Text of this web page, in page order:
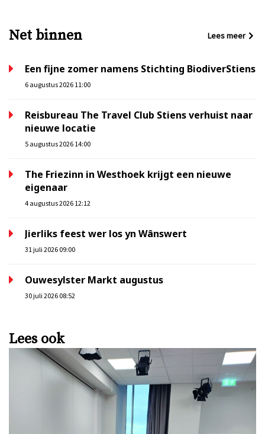
Net binnen Lees meer
Een fijne zomer namens Stichting BiodiverStiens
6 augustus 2026 11:00
Reisbureau The Travel Club Stiens verhuist naar
nieuwe locatie
5 augustus 2026 14:00
The Friezinn in Westhoek krijgt een nieuwe
eigenaar
4 augustus 2026 12:12
Jierliks feest wer los yn Wânswert
31 juli 2026 09:00
Ouwesylster Markt augustus
30 juli 2026 08:52
Lees ook